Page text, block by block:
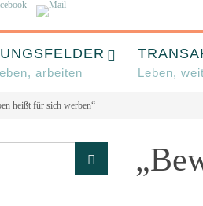
arbeiten Leben,
heißt für sich werben“